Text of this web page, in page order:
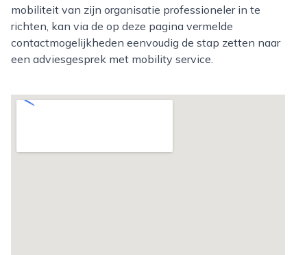
mobiliteit van zijn organisatie professioneler in te
richten, kan via de op deze pagina vermelde
contactmogelijkheden eenvoudig de stap zetten naar
een adviesgesprek met mobility service.